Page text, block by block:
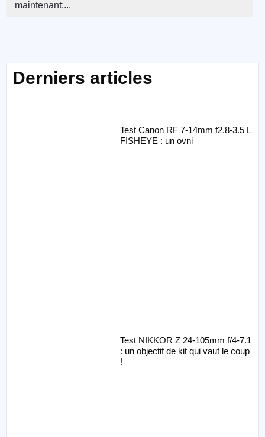
maintenant;...
Derniers articles
Test Canon RF 7-14mm f2.8-3.5 L
FISHEYE : un ovni
Test NIKKOR Z 24-105mm f/4-7.1
: un objectif de kit qui vaut le coup
!